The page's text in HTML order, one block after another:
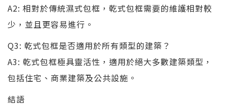
A2: 相對於傳統濕式包框，乾式包框需要的維護相對較
少，並且更容易進行。
Q3: 乾式包框是否適用於所有類型的建築？
A3: 乾式包框極具靈活性，適用於絕大多數建築類型，
包括住宅、商業建築及公共設施。
結語